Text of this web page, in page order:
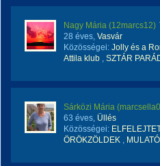
Nagy Mária (12marcs12)
28 éves, Vasvár
Közösségei: Jolly és a
Attila klub , SZTÁR
Sárközi Mária
63 éves, Üllés
Közösségei:
ÖRÖKZÖLDEK ,